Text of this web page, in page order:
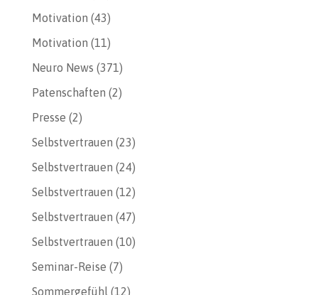
Motivation (43)
Motivation (11)
Neuro News (371)
Patenschaften (2)
Presse (2)
Selbstvertrauen (23)
Selbstvertrauen (24)
Selbstvertrauen (12)
Selbstvertrauen (47)
Selbstvertrauen (10)
Seminar-Reise (7)
Sommergefühl(12)